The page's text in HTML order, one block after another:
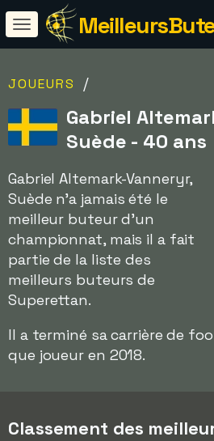
JOUEURS /
Gabriel
Suède - 40 ans
Gabriel Altemark-Vanneryr,
Suède n'a jamais été le
meilleur buteur d'un
championnat, mais il a fait
partie de la liste des
meilleurs buteurs de
Superettan.
Il a terminé sa carrière de
que joueur en 2018.
Classement des